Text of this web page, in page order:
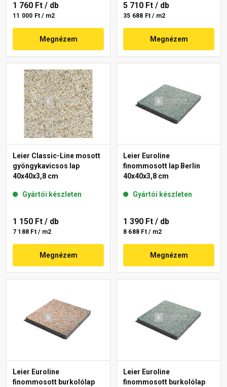
1 760 Ft / db
11 000 Ft / m2
Megnézem
5 710 Ft / db
35 688 Ft / m2
Megnézem
Leier Classic-Line mosott
gyöngykavicsos lap
40x40x3,8 cm
Gyártói készleten
1 150 Ft / db
7 188 Ft / m2
Megnézem
Leier Euroline
finommosott lap Berlin
40x40x3,8 cm
Gyártói készleten
1 390 Ft / db
8 688 Ft / m2
Megnézem
Leier Euroline
finommosott burkolólap
Leier Euroline
finommosott burkolólap